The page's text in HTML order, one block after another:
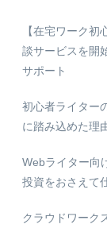
【在宅ワーク
談サービスを開
サポート
初心者ライター
に踏み込めた理
Webライター向
投資をおさえて
クラウドワーク